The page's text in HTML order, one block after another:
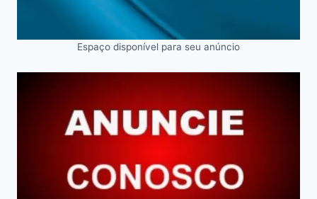
Espaço disponível para seu anúncio